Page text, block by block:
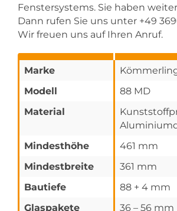
Fenstersystems. Sie haben
Dann rufen Sie uns unter +49
Wir freuen uns auf Ihren Anruf.
Marke
Modell
88 MD
Material
Mindesthöhe
461 mm
Mindestbreite
361 mm
Bautiefe
88 + 4 mm
Glaspakete
36 – 56 mm